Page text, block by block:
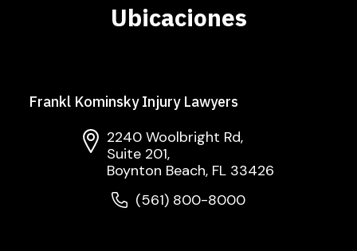
Ubicaciones
Frankl Kominsky Injury Lawyers
2240 Woolbright Rd,
Suite 201,
Boynton Beach, FL 33426
(561) 800-8000